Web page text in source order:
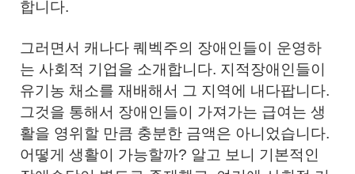
합니다.
그러면서 캐나다 퀘벡주의 장애인들이 운영하
는 사회적 기업을 소개합니다. 지적장애인들이
유기농 채소를 재배해서 그 지역에 내다팝니다.
그것을 통해서 장애인들이 가져가는 급여는 생
활을 영위할 만큼 충분한 금액은 아니었습니다.
어떻게 생활이 가능할까? 알고 보니 기본적인